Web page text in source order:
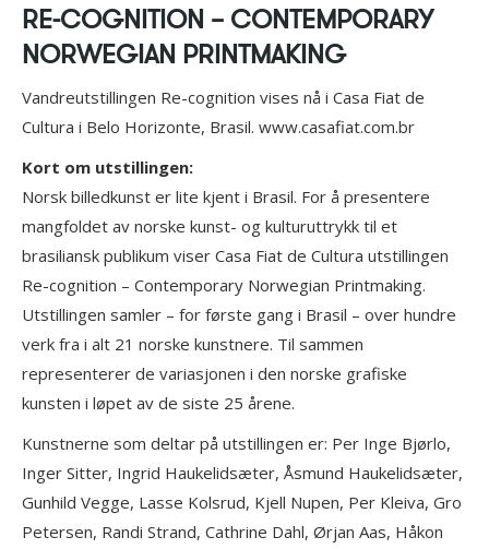
RE-COGNITION – CONTEMPORARY
NORWEGIAN PRINTMAKING
Vandreutstillingen Re-cognition vises nå i Casa Fiat de
Cultura i Belo Horizonte, Brasil. www.casafiat.com.br
Kort om utstillingen:
Norsk billedkunst er lite kjent i Brasil. For å presentere
mangfoldet av norske kunst- og kulturuttrykk til et
brasiliansk publikum viser Casa Fiat de Cultura utstillingen
Re-cognition – Contemporary Norwegian Printmaking.
Utstillingen samler – for første gang i Brasil – over hundre
verk fra i alt 21 norske kunstnere. Til sammen
representerer de variasjonen i den norske grafiske
kunsten i løpet av de siste 25 årene.
Kunstnerne som deltar på utstillingen er: Per Inge Bjørlo,
Inger Sitter, Ingrid Haukelidsæter, Åsmund Haukelidsæter,
Gunhild Vegge, Lasse Kolsrud, Kjell Nupen, Per Kleiva, Gro
Petersen, Randi Strand, Cathrine Dahl, Ørjan Aas, Håkon